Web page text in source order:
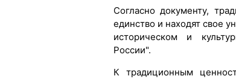
Согласно документу,
единство и находят свое
историческом и
России".
К традиционным